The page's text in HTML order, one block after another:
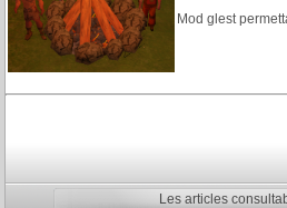
Mod glest
Les articles